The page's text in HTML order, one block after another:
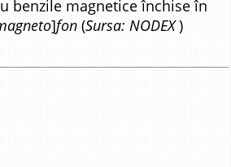
benzile magnetice închise în
]fon (Sursa: NODEX)